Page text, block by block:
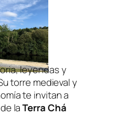
leyendas y
torre medieval y
te invitan a
laTerra Chá